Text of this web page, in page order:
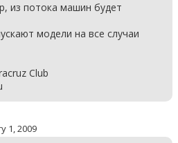
из потока машин будет
модели на все случаи
Club
1, 2009